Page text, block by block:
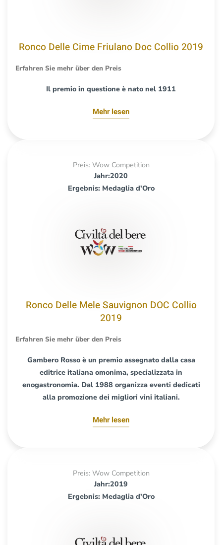
Ronco Delle Cime Friulano Doc Collio 2019
Erfahren Sie mehr über den Preis
Il premio in questione è nato nel 1911
Mehr lesen
Preis: Wow Competition
Jahr:2020
Ergebnis: Medaglia d'Oro
Ronco Delle Mele Sauvignon DOC Collio
2019
Erfahren Sie mehr über den Preis
Gambero Rosso è un premio assegnato dalla casa
editrice italiana omonima, specializzata in
enogastronomia. Dal 1988 organizza eventi dedicati
alla promozione dei migliori vini italiani.
Mehr lesen
Preis: Wow Competition
Jahr:2019
Ergebnis: Medaglia d'Oro